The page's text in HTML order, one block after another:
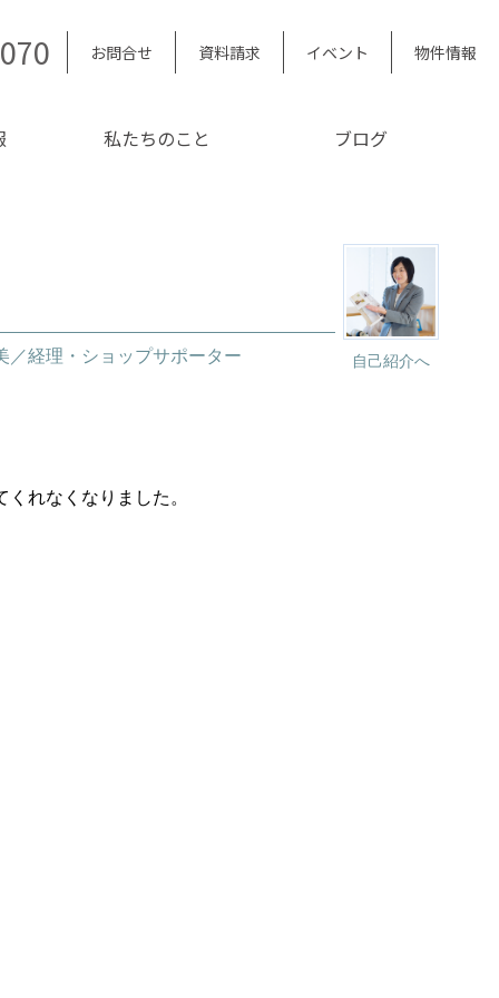
お問合せ 資料請求 イベント 物件情報
私たちのこと ブログ
自己紹介へ
／経理・ショップサポーター
れなくなりました。